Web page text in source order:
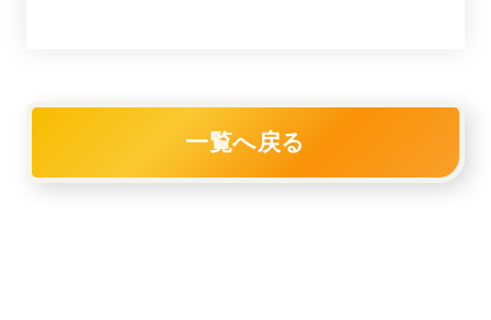
一覧へ戻る